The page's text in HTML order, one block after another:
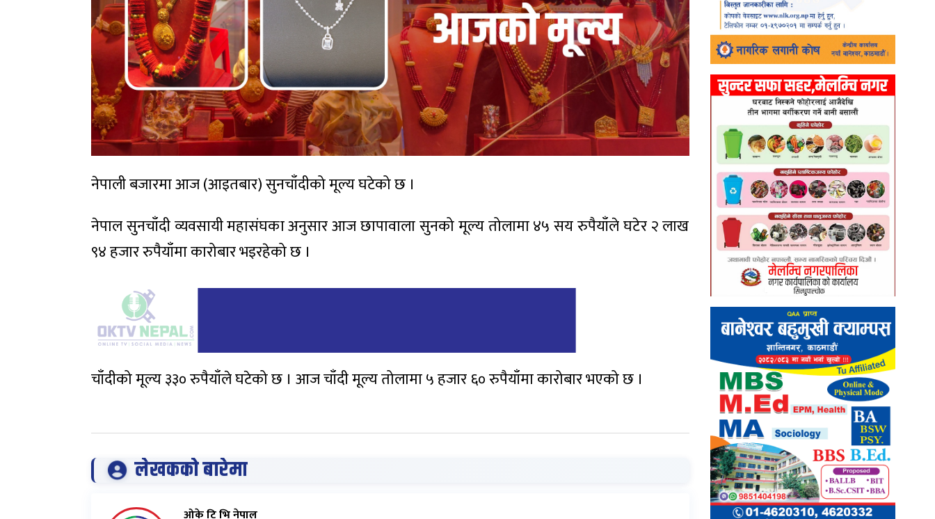
नेपाली बजारमा आज (आइतबार) सुनचाँदीको मूल्य घटेको छ ।
नेपाल सुनचाँदी व्यवसायी महासंघका अनुसार आज छापावाला सुनको मूल्य तोलामा ४५ सय रुपैयाँले घटेर २ लाख
९४ हजार रुपैयाँमा कारोबार भइरहेको छ ।
चाँदीको मूल्य ३३० रुपैयाँले घटेको छ । आज चाँदी मूल्य तोलामा ५ हजार ६० रुपैयाँमा कारोबार भएको छ ।
लेखकको बारेमा